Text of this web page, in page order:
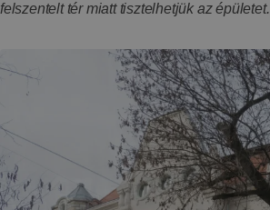
felszentelt tér miatt tisztelhetjük az épületet.